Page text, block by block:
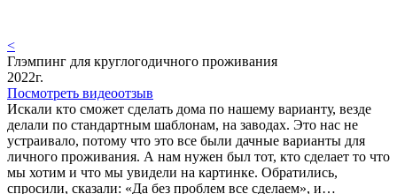
<
Глэмпинг для круглогодичного проживания
2022г.
Посмотреть видеоотзыв
Искали кто сможет сделать дома по нашему варианту, везде
делали по стандартным шаблонам, на заводах. Это нас не
устраивало, потому что это все были дачные варианты для
личного проживания. А нам нужен был тот, кто сделает то что
мы хотим и что мы увидели на картинке. Обратились,
спросили, сказали: «Да без проблем все сделаем», и…